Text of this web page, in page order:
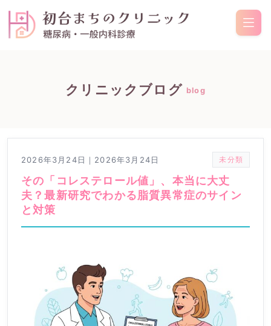
クリニックブログ blog
2026年3月24日 ｜ 2026年3月24日 未分類
その「コレステロール値」、本当に大丈
夫？最新研究でわかる脂質異常症のサイン
と対策